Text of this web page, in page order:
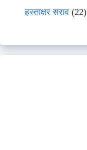
हस्ताक्षर सराव (22)